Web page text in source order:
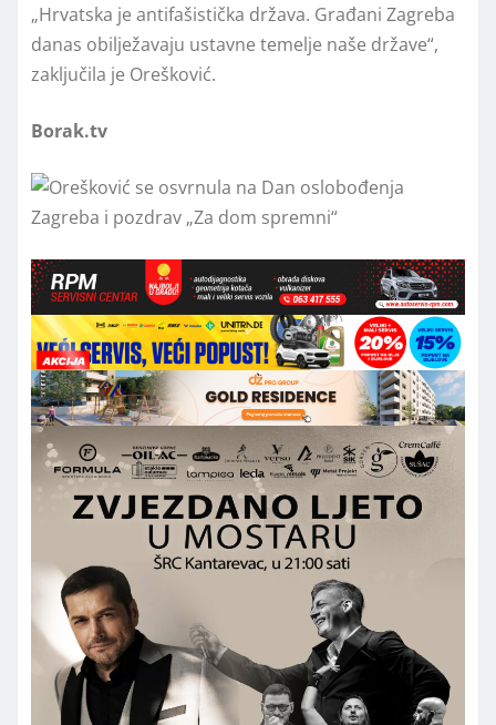
„Hrvatska je antifašistička država. Građani Zagreba
danas obilježavaju ustavne temelje naše države“,
zaključila je Orešković.
Borak.tv